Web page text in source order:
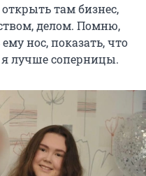
там бизнес,
делом. Помню,
нос, показать, что
я лучше соперницы.